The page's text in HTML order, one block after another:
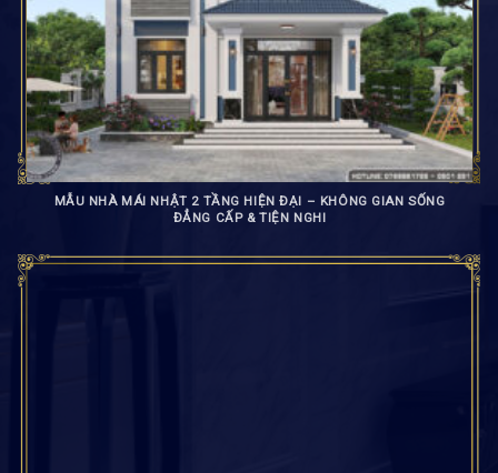
MẪU NHÀ MÁI NHẬT 2 TẦNG HIỆN ĐẠI – KHÔNG GIAN SỐNG
ĐẲNG CẤP & TIỆN NGHI